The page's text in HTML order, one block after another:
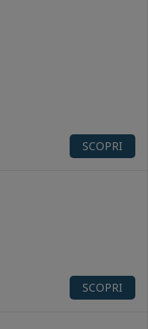
SCOPRI
SCOPRI